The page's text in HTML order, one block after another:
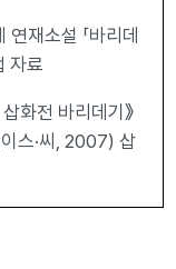
재소설 「바리데
자료
화전 바리데기》
스·씨, 2007) 삽